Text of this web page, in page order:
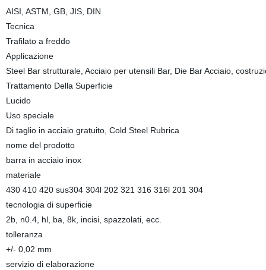
AISI, ASTM, GB, JIS, DIN
Tecnica
Trafilato a freddo
Applicazione
Steel Bar strutturale, Acciaio per utensili Bar, Die Bar Acciaio,
Trattamento Della Superficie
Lucido
Uso speciale
Di taglio in acciaio gratuito, Cold Steel Rubrica
nome del prodotto
barra in acciaio inox
materiale
430 410 420 sus304 304l 202 321 316 316l 201 304
tecnologia di superficie
2b, n0.4, hl, ba, 8k, incisi, spazzolati, ecc.
tolleranza
+/- 0,02 mm
servizio di elaborazione